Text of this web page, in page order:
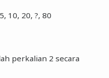
10, 20, ?, 80
perkalian 2 secara